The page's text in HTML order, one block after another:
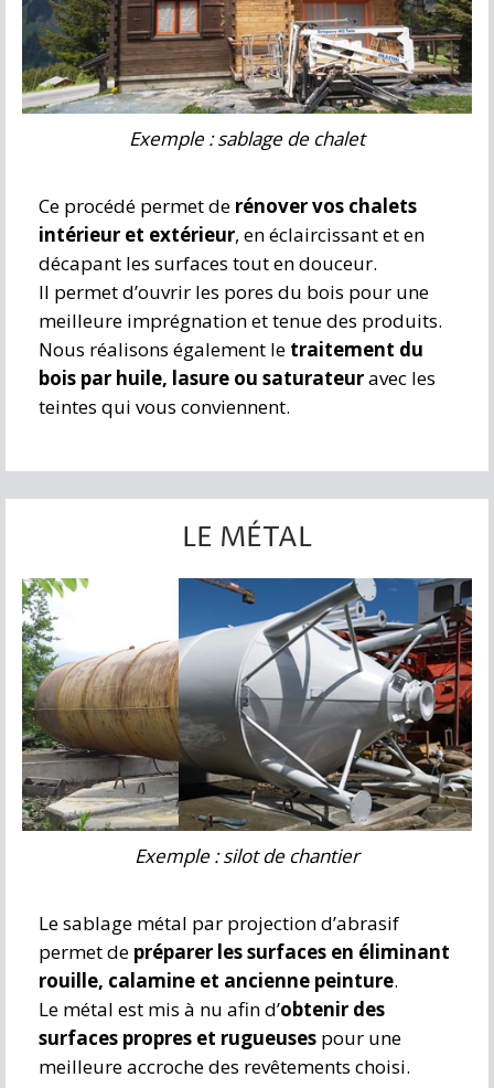
Exemple : sablage de chalet
Ce procédé permet de rénover vos chalets
intérieur et extérieur, en éclaircissant et en
décapant les surfaces tout en douceur.
Il permet d’ouvrir les pores du bois pour une
meilleure imprégnation et tenue des produits.
Nous réalisons également le traitement du
bois par huile, lasure ou saturateuravec les
teintes qui vous conviennent.
LE MÉTAL
Exemple : silot de chantier
Le sablage métal par projection d’abrasif
permet de préparer les surfaces en éliminant
rouille, calamine et ancienne peinture.
Le métal est mis à nu afin d’obtenir des
surfaces propres et rugueuses pour une
meilleure accroche des revêtements choisi.